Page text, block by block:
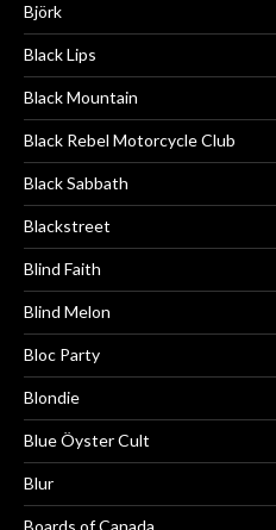
Björk
Black Lips
Black Mountain
Black Rebel Motorcycle Club
Black Sabbath
Blackstreet
Blind Faith
Blind Melon
Bloc Party
Blondie
Blue Öyster Cult
Blur